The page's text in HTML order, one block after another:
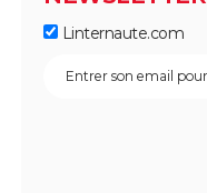
Linternaute.com